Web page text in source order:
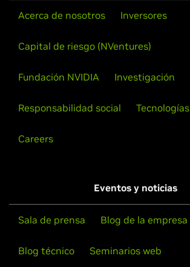
Acerca de nosotros Inversores
Capital de riesgo (NVentures)
Fundación NVIDIA Investigación
Responsabilidad social Tecnologías
Careers
Eventos y noticias
Sala de prensa Blog de la empresa
Blog técnico Seminarios web